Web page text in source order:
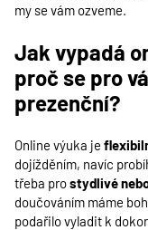
my se vám ozveme.
Jak vypadá
proč se pro
prezenční?
Online výuka je
dojížděním, navíc
třeba prostydlivé
doučováním máme
podařilo vyladit k